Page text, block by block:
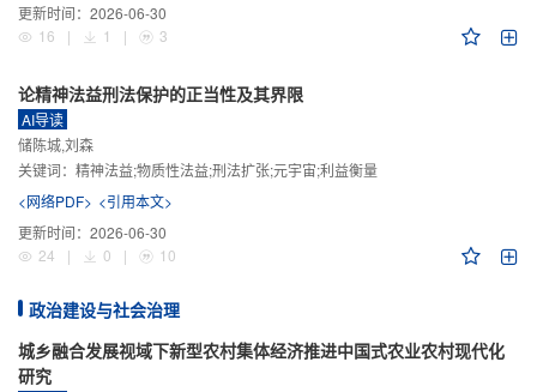
更新时间： 2026-06-30
16
| 1 | 3
论精神法益刑法保护的正当性及其界限
AI导读
储陈城,刘森
关键词： 精神法益;物质性法益;刑法扩张;元宇宙;利益衡量
<网络PDF> <引用本文>
更新时间： 2026-06-30
24
| 0 | 10
政治建设与社会治理
城乡融合发展视域下新型农村集体经济推进中国式农业农村现代化
研究